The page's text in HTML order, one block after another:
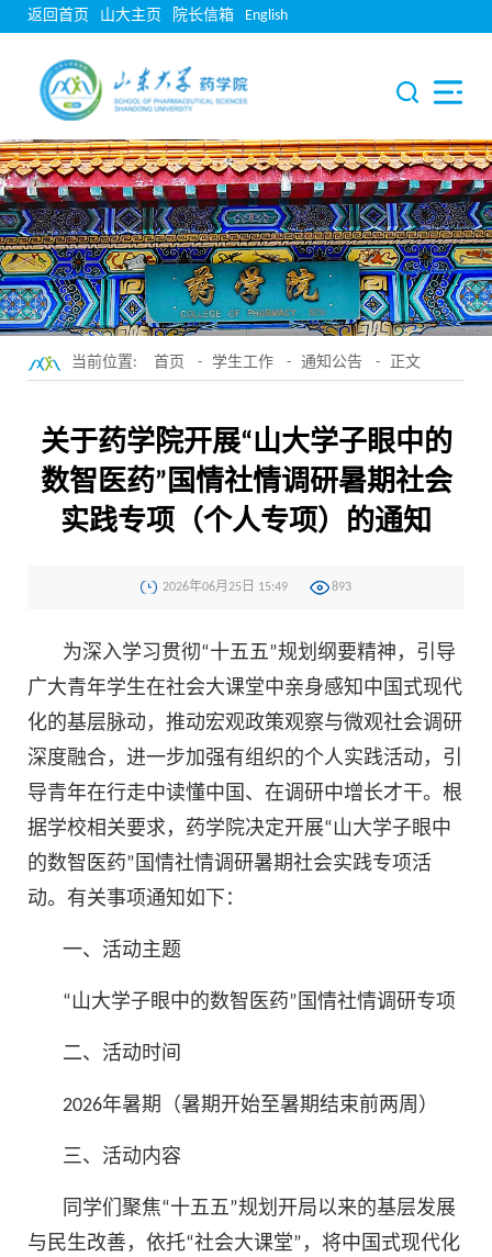
返回首页 山大主页 院长信箱 English
当前位置: 首页 - 学生工作 - 通知公告 - 正文
关于药学院开展“山大学子眼中的
数智医药”国情社情调研暑期社会
实践专项（个人专项）的通知
2026年06月25日 15:49 893
为深入学习贯彻“十五五”规划纲要精神，引导
广大青年学生在社会大课堂中亲身感知中国式现代
化的基层脉动，推动宏观政策观察与微观社会调研
深度融合，进一步加强有组织的个人实践活动，引
导青年在行走中读懂中国、在调研中增长才干。根
据学校相关要求，药学院决定开展“山大学子眼中
的数智医药”国情社情调研暑期社会实践专项活
动。有关事项通知如下：
一、活动主题
“山大学子眼中的数智医药”国情社情调研专项
二、活动时间
2026年暑期（暑期开始至暑期结束前两周）
三、活动内容
同学们聚焦“十五五”规划开局以来的基层发展
与民生改善，依托“社会大课堂”，将中国式现代化